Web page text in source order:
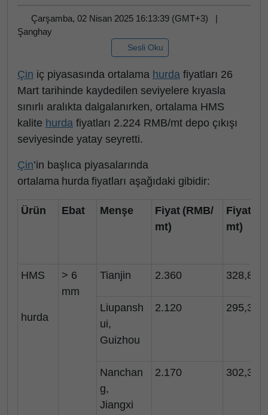
Çarşamba, 02 Nisan 2025 16:13:39 (GMT+3) |
Şanghay
Sesli Oku
Çin iç piyasasında ortalama hurda fiyatları 26
Mart tarihinde kaydedilen seviyelere kıyasla
sınırlı aralıkta dalgalanırken, ortalama HMS
kalite hurda fiyatları 2.224 RMB/mt depo çıkışı
seviyesinde yatay seyretti.
Çin’in başlıca piyasalarında
ortalama hurda fiyatları aşağıdaki gibidir:
Ürün Ebat Menşe
Fiyat (RMB/
mt)
Fiyat ($/
mt)
HMS
hurda
> 6
mm
Tianjin 2.360 328,8
Liupansh
ui,
Guizhou
2.120 295,3
Nanchan
g,
Jiangxi
2.170 302,3